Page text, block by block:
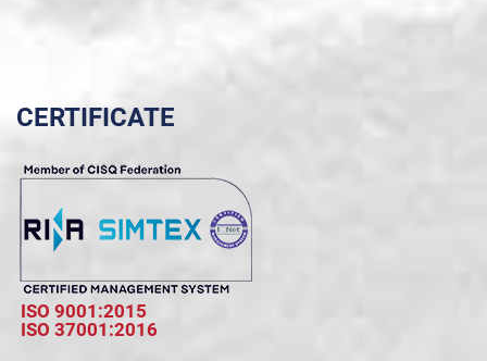
CERTIFICATE
ISO 9001:2015
ISO 37001:2016